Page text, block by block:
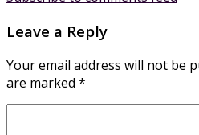
Leave a Reply
Your email address will not be
are marked *